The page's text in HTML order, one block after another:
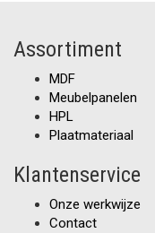
Assortiment
MDF
Meubelpanelen
HPL
Plaatmateriaal
Klantenservice
Onze werkwijze
Contact